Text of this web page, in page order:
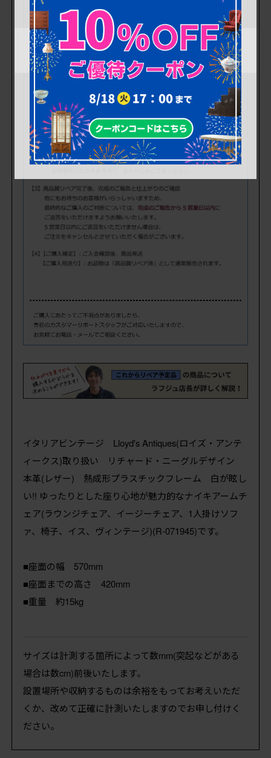
イタリアビンテージ Lloyd's Antiques(ロイズ・アンテ
ィークス)取り扱い リチャード・ニーグルデザイン
本革(レザー) 熱成形プラスチックフレーム 白が眩し
い!! ゆったりとした座り心地が魅力的なナイキアームチ
ェア(ラウンジチェア、イージーチェア、1人掛けソフ
ァ、椅子、イス、ヴィンテージ)(R-071945)です。
■座面の幅 570mm
■座面までの高さ 420mm
■重量 約15kg
サイズは計測する箇所によって数mm(突起などがある
場合は数cm)前後いたします。
設置場所や収納するものは余裕をもってお考えいただ
くか、改めて正確に計測いたしますのでお申し付けく
ださい。